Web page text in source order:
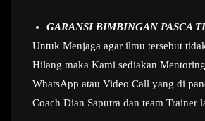
GARANSI BIMBINGAN PASCA
Untuk Menjaga agar ilmu tersebut
Hilang maka Kami sediakan
WhatsApp atau Video Call yang di
Coach Dian Saputra dan team Trainer